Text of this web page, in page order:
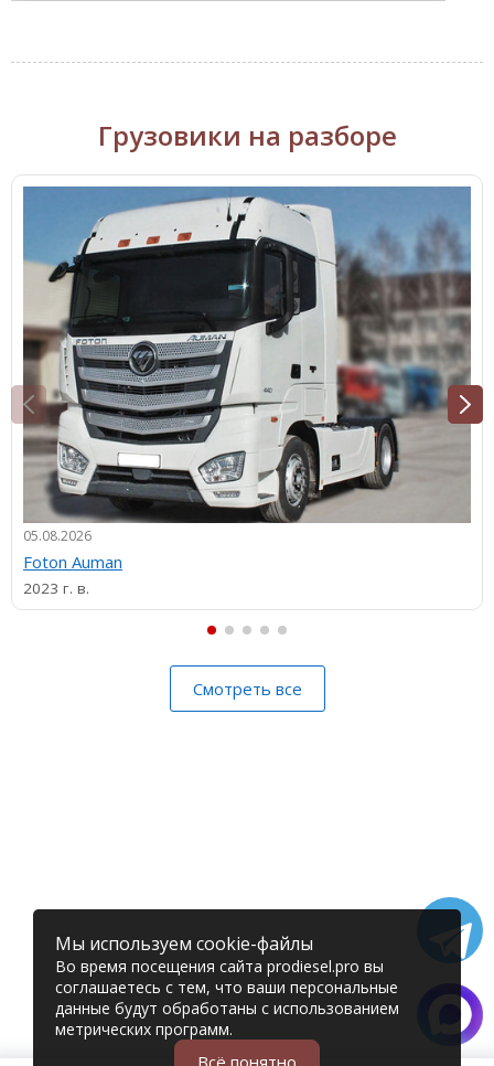
Грузовики на разборе
05.08.2026
Foton Auman
2023 г. в.
Смотреть все
Мы используем cookie-файлы
Во время посещения сайта prodiesel.pro вы
соглашаетесь с тем, что ваши персональные
данные будут обработаны с использованием
метрических программ.
Всё понятно